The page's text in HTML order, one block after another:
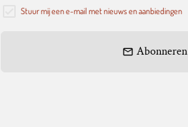
Stuur mij een e-mail met nieuws en aanbiedingen
email Abonneren